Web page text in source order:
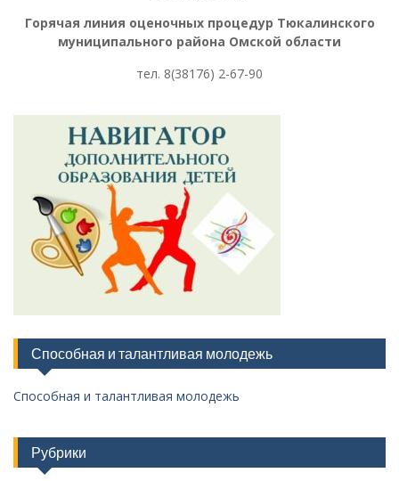
Горячая линия оценочных процедур Тюкалинского
муниципального района Омской области
тел. 8(38176) 2-67-90
Способная и талантливая молодежь
Способная и талантливая молодежь
Рубрики